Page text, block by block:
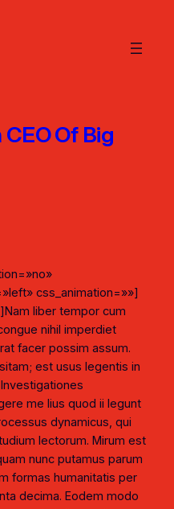
Of Big
css_animation=»»]
liber tempor cum
nihil imperdiet
facer possim assum.
est usus legentis in
me lius quod ii legunt
dynamicus, qui
lectorum. Mirum est
nunc putamus parum
formas humanitatis per
decima. Eodem modo